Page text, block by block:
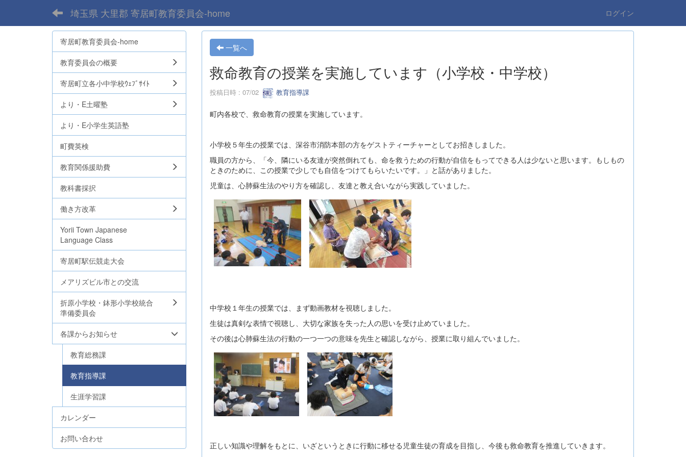
埼玉県 大里郡 寄居町教育委員会-home ログイン
一覧へ
救命教育の授業を実施しています（小学校・中学校）
投稿日時 : 07/02 教育指導課
町内各校で、救命教育の授業を実施しています。
小学校５年生の授業では、深谷市消防本部の方をゲストティーチャーとしてお招きしました。
職員の方から、「今、隣にいる友達が突然倒れても、命を救うための行動が自信をもってできる人は少ないと思います。もしもの
ときのために、この授業で少しでも自信をつけてもらいたいです。」と話がありました。
児童は、心肺蘇生法のやり方を確認し、友達と教え合いながら実践していました。
中学校１年生の授業では、まず動画教材を視聴しました。
生徒は真剣な表情で視聴し、大切な家族を失った人の思いを受け止めていました。
その後は心肺蘇生法の行動の一つ一つの意味を先生と確認しながら、授業に取り組んでいました。
正しい知識や理解をもとに、いざというときに行動に移せる児童生徒の育成を目指し、今後も救命教育を推進していきます。
寄居町教育委員会-home
教育委員会の概要
寄居町立各小中学校ｳｪﾌﾞｻｲﾄ
より・E土曜塾
より・E小学生英語塾
町費英検
教育関係援助費
教科書採択
働き方改革
Yorii Town Japanese
Language Class
寄居町駅伝競走大会
メアリズビル市との交流
折原小学校・鉢形小学校統合
準備委員会
各課からお知らせ
教育総務課
教育指導課
生涯学習課
カレンダー
お問い合わせ